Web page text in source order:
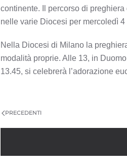
continente. Il percorso di
nelle varie Diocesi per mercoledì 4
Nella Diocesi di Milano la
modalità proprie. Alle 13, in
13.45, si celebrerà l’adorazione
PRECEDENTI